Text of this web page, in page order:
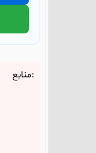
منابع: